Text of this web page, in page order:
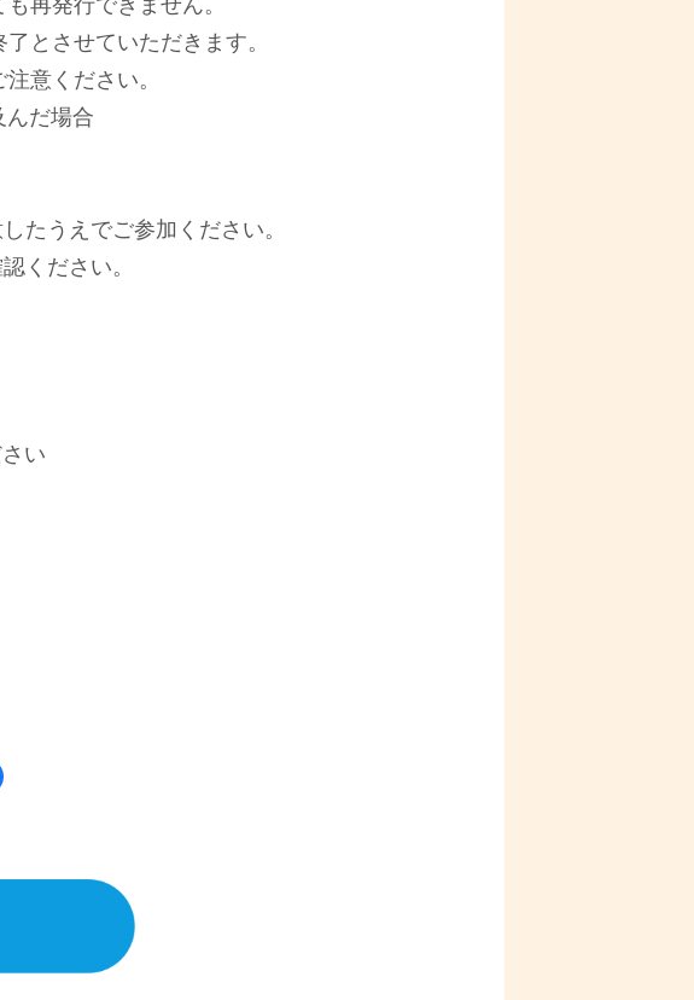
再発⾏できません。
とさせていただきます。
意ください。
んだ場合
たうえでご参加ください。
ください。
い